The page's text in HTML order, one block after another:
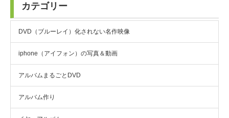
カテゴリー
DVD（ブルーレイ）化されない名作映像
iphone（アイフォン）の写真＆動画
アルバムまるごとDVD
アルバム作り